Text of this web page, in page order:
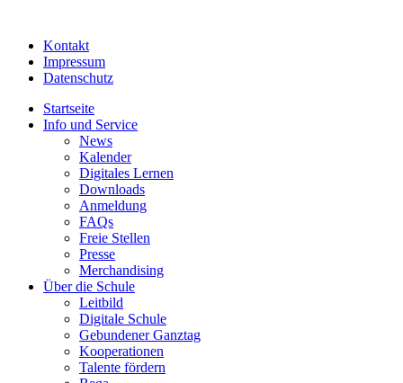
Kontakt
Impressum
Datenschutz
Startseite
Info und Service
News
Kalender
Digitales Lernen
Downloads
Anmeldung
FAQs
Freie Stellen
Presse
Merchandising
Über die Schule
Leitbild
Digitale Schule
Gebundener Ganztag
Kooperationen
Talente fördern